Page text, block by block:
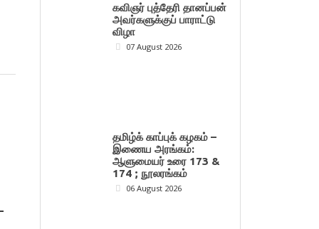
கவிஞர் புத்தேரி தானப்பன்
அவர்களுக்குப் பாராட்டு
விழா
07 August 2026
தமிழ்க் காப்புக் கழகம் –
இணைய அரங்கம்:
ஆளுமையர் உரை 173 &
174 ; நூலரங்கம்
06 August 2026